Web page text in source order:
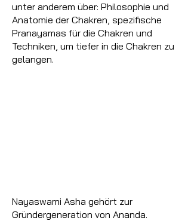
unter anderem über: Philosophie und
Anatomie der Chakren, spezifische
Pranayamas für die Chakren und
Techniken, um tiefer in die Chakren zu
gelangen.
Nayaswami Asha gehört zur
Gründergeneration von Ananda.